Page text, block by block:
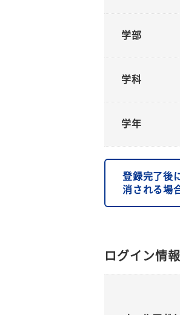
学部
学科
学年
登録完了後
消される場
ログイン情報